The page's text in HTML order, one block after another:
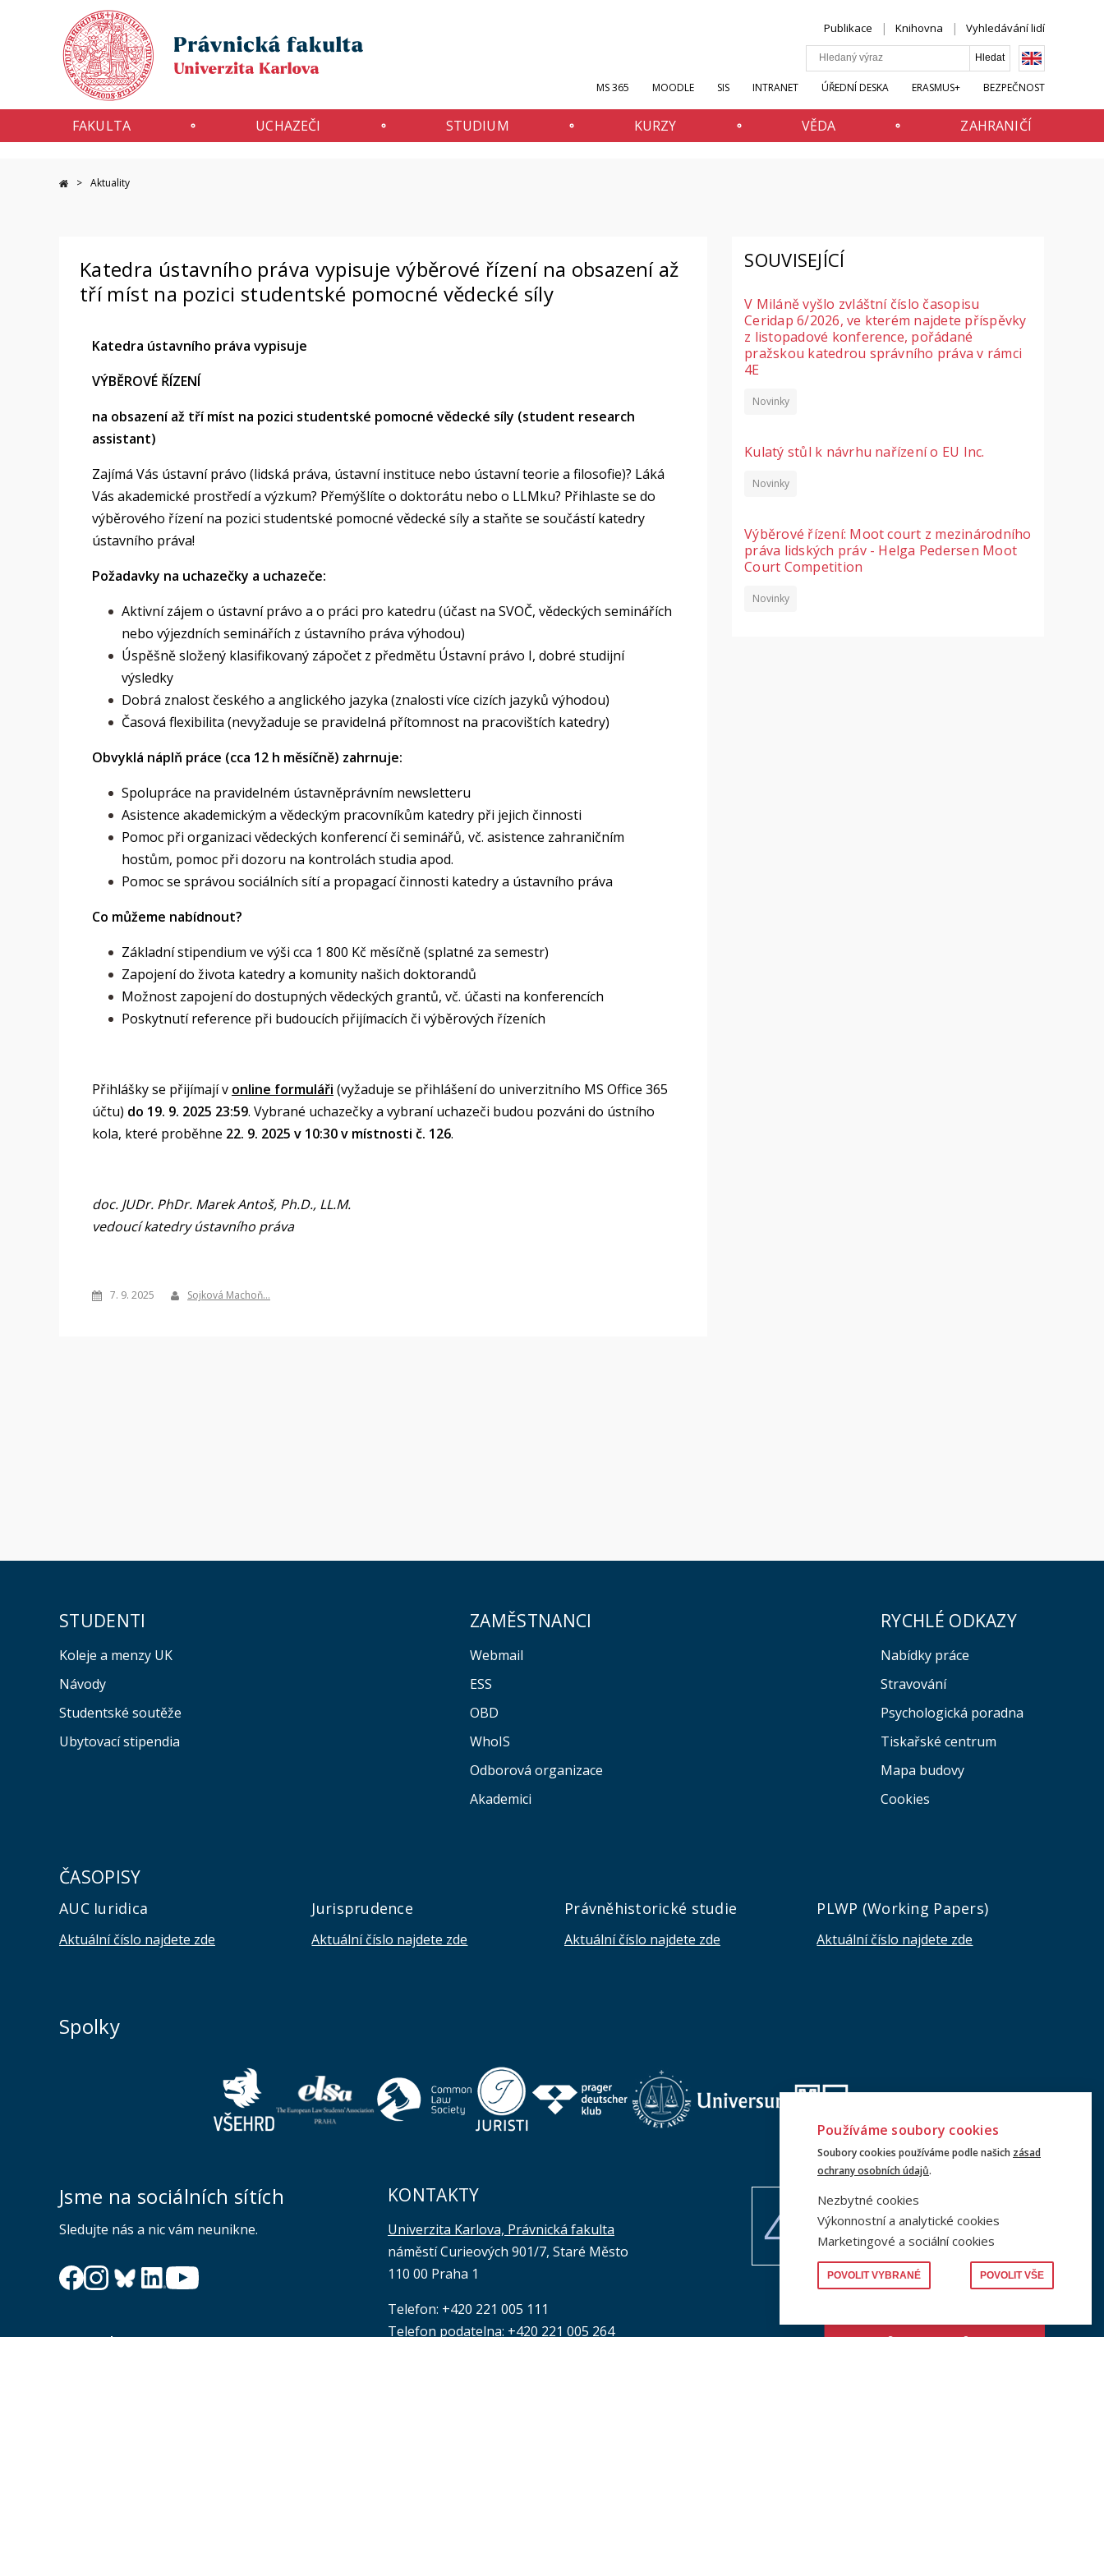
Publikace Knihovna Vyhledávání lidí
MS 365 MOODLE SIS INTRANET ÚŘEDNÍ DESKA ERASMUS+ BEZPEČNOST
FAKULTA UCHAZEČI STUDIUM KURZY VĚDA ZAHRANIČÍ
Aktuality
Katedra ústavního práva vypisuje výběrové řízení na obsazení až
tří míst na pozici studentské pomocné vědecké síly
Katedra ústavního práva vypisuje
VÝBĚROVÉ ŘÍZENÍ
na obsazení až tří míst na pozici studentské pomocné vědecké síly (student research
assistant)
Zajímá Vás ústavní právo (lidská práva, ústavní instituce nebo ústavní teorie a filosofie)? Láká
Vás akademické prostředí a výzkum? Přemýšlíte o doktorátu nebo o LLMku? Přihlaste se do
výběrového řízení na pozici studentské pomocné vědecké síly a staňte se součástí katedry
ústavního práva!
Požadavky na uchazečky a uchazeče:
Aktivní zájem o ústavní právo a o práci pro katedru (účast na SVOČ, vědeckých seminářích
nebo výjezdních seminářích z ústavního práva výhodou)
Úspěšně složený klasifikovaný zápočet z předmětu Ústavní právo I, dobré studijní
výsledky
Dobrá znalost českého a anglického jazyka (znalosti více cizích jazyků výhodou)
Časová flexibilita (nevyžaduje se pravidelná přítomnost na pracovištích katedry)
Obvyklá náplň práce (cca 12 h měsíčně) zahrnuje:
Spolupráce na pravidelném ústavněprávním newsletteru
Asistence akademickým a vědeckým pracovníkům katedry při jejich činnosti
Pomoc při organizaci vědeckých konferencí či seminářů, vč. asistence zahraničním
hostům, pomoc při dozoru na kontrolách studia apod.
Pomoc se správou sociálních sítí a propagací činnosti katedry a ústavního práva
Co můžeme nabídnout?
Základní stipendium ve výši cca 1 800 Kč měsíčně (splatné za semestr)
Zapojení do života katedry a komunity našich doktorandů
Možnost zapojení do dostupných vědeckých grantů, vč. účasti na konferencích
Poskytnutí reference při budoucích přijímacích či výběrových řízeních
Přihlášky se přijímají v online formuláři (vyžaduje se přihlášení do univerzitního MS Office 365
účtu) do 19. 9. 2025 23:59. Vybrané uchazečky a vybraní uchazeči budou pozváni do ústního
kola, které proběhne 22. 9. 2025 v 10:30 v místnosti č. 126.
doc. JUDr. PhDr. Marek Antoš, Ph.D., LL.M.
vedoucí katedry ústavního práva
7. 9. 2025 Sojková Machoň…
SOUVISEJÍCÍ
V Miláně vyšlo zvláštní číslo časopisu
Ceridap 6/2026, ve kterém najdete příspěvky
z listopadové konference, pořádané
pražskou katedrou správního práva v rámci
4E
Novinky
Kulatý stůl k návrhu nařízení o EU Inc.
Novinky
Výběrové řízení: Moot court z mezinárodního
práva lidských práv - Helga Pedersen Moot
Court Competition
Novinky
STUDENTI
Koleje a menzy UK
Návody
Studentské soutěže
Ubytovací stipendia
ZAMĚSTNANCI
Webmail
ESS
OBD
WhoIS
Odborová organizace
Akademici
RYCHLÉ ODKAZY
Nabídky práce
Stravování
Psychologická poradna
Tiskařské centrum
Mapa budovy
Cookies
ČASOPISY
AUC Iuridica
Aktuální číslo najdete zde
Jurisprudence
Aktuální číslo najdete zde
Právněhistorické studie
Aktuální číslo najdete zde
PLWP (Working Papers)
Aktuální číslo najdete zde
Spolky
Jsme na sociálních sítích
Sledujte nás a nic vám neunikne.
Newsletter
KONTAKTY
Univerzita Karlova, Právnická fakulta
náměstí Curieových 901/7, Staré Město
110 00 Praha 1
Telefon: +420 221 005 111
Telefon podatelna: +420 221 005 264
Používáme soubory cookies
Soubory cookies používáme podle našich zásad
ochrany osobních údajů.
Nezbytné cookies
Výkonnostní a analytické cookies
Marketingové a sociální cookies
POVOLIT VYBRANÉ POVOLIT VŠE